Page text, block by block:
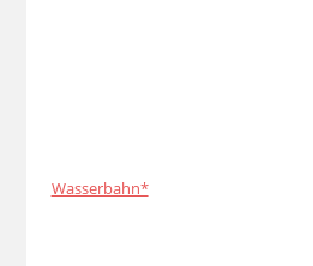
Wasserbahn*